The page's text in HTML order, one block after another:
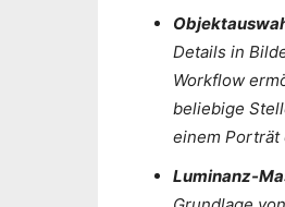
Details in
Workflow
beliebige
einem Porträt
Luminanz-